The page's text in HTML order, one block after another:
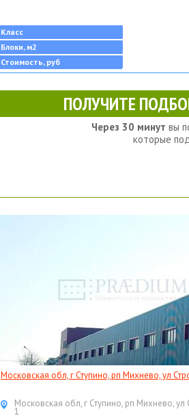
Класс
Блоки, м2
Стоимость, руб
ПОЛУЧИТЕ
Через 30 минут вы
которые
Московская обл, г Ступино, рп Михнево, ул
Московская обл, г Ступино, рп Михнево, ул
1